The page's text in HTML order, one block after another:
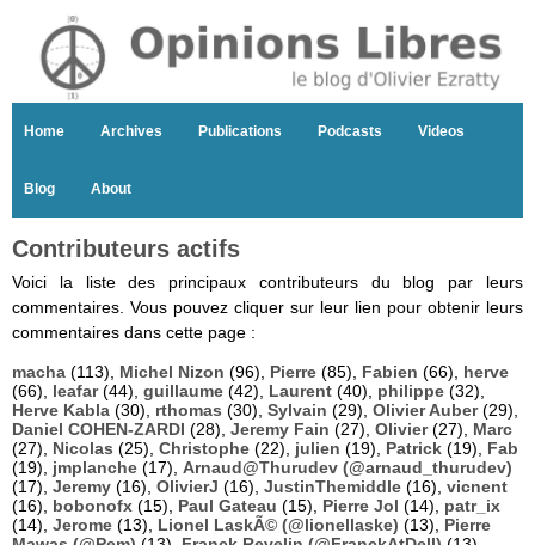
Home Archives Publications Podcasts Videos
Blog About
Contributeurs actifs
Voici la liste des principaux contributeurs du blog par leurs
commentaires. Vous pouvez cliquer sur leur lien pour obtenir leurs
commentaires dans cette page :
macha (113), Michel Nizon (96), Pierre (85), Fabien (66), herve
(66), leafar(44), guillaume (42), Laurent (40), philippe (32),
Herve Kabla (30), rthomas (30), Sylvain (29), Olivier Auber(29),
Daniel COHEN-ZARDI (28), Jeremy Fain (27), Olivier(27), Marc
(27), Nicolas (25), Christophe (22), julien (19), Patrick (19), Fab
(19), jmplanche (17), Arnaud@Thurudev (@arnaud_thurudev)
(17), Jeremy (16), OlivierJ (16), JustinThemiddle (16), vicnent
(16), bobonofx (15), Paul Gateau (15), Pierre Jol (14), patr_ix
(14), Jerome (13), Lionel LaskÃ© (@lionellaske) (13), Pierre